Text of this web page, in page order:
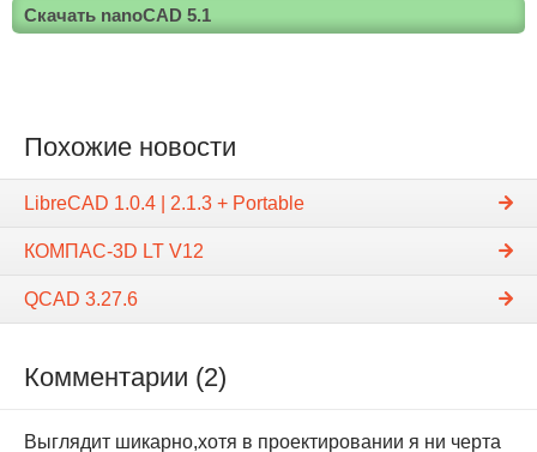
Скачать nanoCAD 5.1
Похожие новости
LibreCAD 1.0.4 | 2.1.3 + Portable
КОМПАС-3D LT V12
QCAD 3.27.6
Комментарии (2)
Выглядит шикарно,хотя в проектировании я ни черта